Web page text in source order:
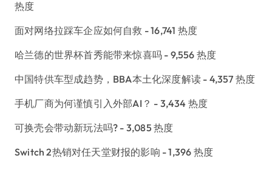
热度
面对网络拉踩车企应如何自救 - 16,741 热度
哈兰德的世界杯首秀能带来惊喜吗 - 9,556 热度
中国特供车型成趋势，BBA本土化深度解读 - 4,357 热度
手机厂商为何谨慎引入外部AI？ - 3,434 热度
可换壳会带动新玩法吗? - 3,085 热度
Switch 2热销对任天堂财报的影响 - 1,396 热度